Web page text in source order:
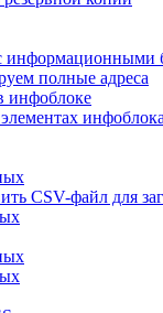
информационными
полные адреса
инфоблоке
инфоблока
CSV-файл для